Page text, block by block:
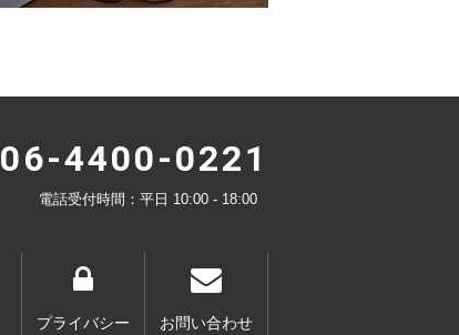
06-4400-0221
電話受付時間：平日 10:00 - 18:00
プライバシー お問い合わせ